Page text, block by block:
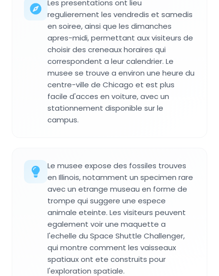
Les presentations ont lieu
regulierement les vendredis et samedis
en soiree, ainsi que les dimanches
apres-midi, permettant aux visiteurs de
choisir des creneaux horaires qui
correspondent a leur calendrier. Le
musee se trouve a environ une heure du
centre-ville de Chicago et est plus
facile d'acces en voiture, avec un
stationnement disponible sur le
campus.
Le musee expose des fossiles trouves
en Illinois, notamment un specimen rare
avec un etrange museau en forme de
trompe qui suggere une espece
animale eteinte. Les visiteurs peuvent
egalement voir une maquette a
l'echelle du Space Shuttle Challenger,
qui montre comment les vaisseaux
spatiaux ont ete construits pour
l'exploration spatiale.